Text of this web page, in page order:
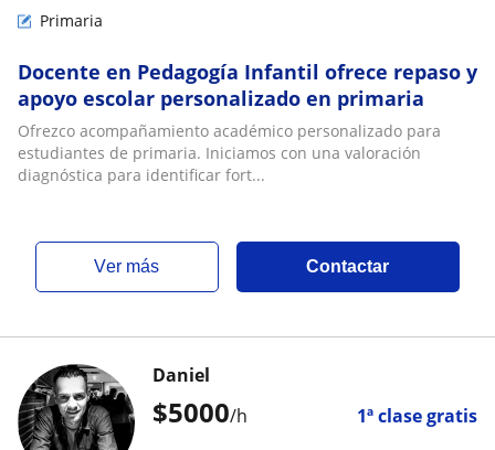
Primaria
Docente en Pedagogía Infantil ofrece repaso y
apoyo escolar personalizado en primaria
Ofrezco acompañamiento académico personalizado para
estudiantes de primaria. Iniciamos con una valoración
diagnóstica para identificar fort...
ver más Contactar
$5000/h 1ª clase gratis
Daniel